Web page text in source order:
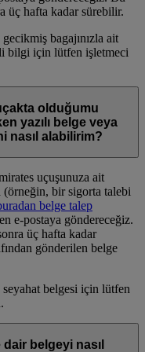
üç hafta kadar sürebilir.
bagajınızla ait
bilgi için lütfen işletmeci
olduğumu
yazılı belge veya
nasıl alabilirim?
uçuşunuza ait
(örneğin, bir sigorta talebi
belge talep
e-postaya göndereceğiz.
üç hafta kadar
gönderilen belge
belgesi için lütfen
belgeyi nasıl